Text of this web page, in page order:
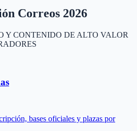
Correos 2026
Y CONTENIDO DE ALTO VALOR
bases oficiales y plazas por